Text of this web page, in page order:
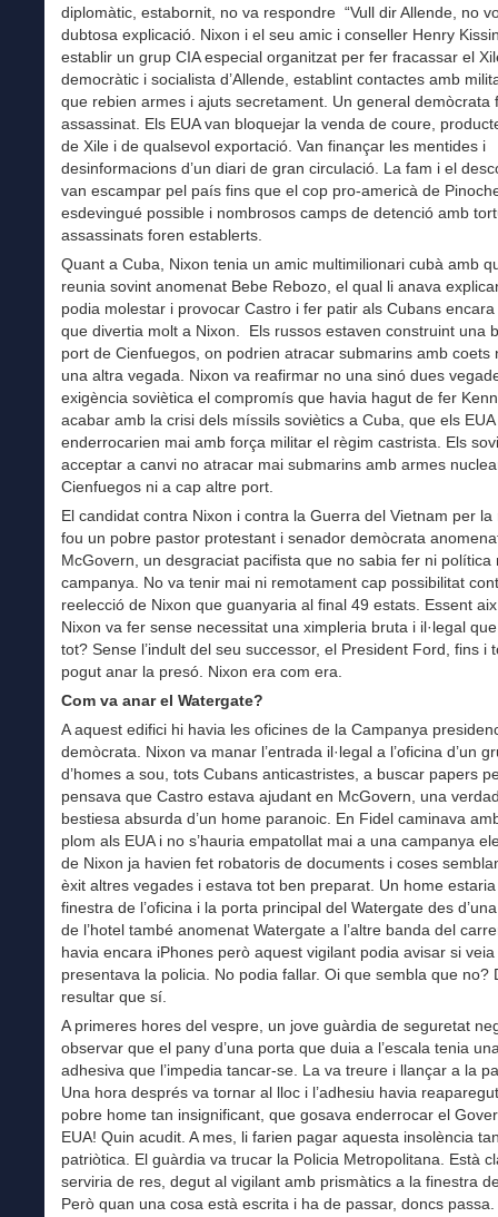
diplomàtic, estabornit, no va respondre “Vull dir Allende, no
dubtosa explicació. Nixon i el seu amic i conseller Henry
establir un grup CIA especial organitzat per fer fracassar el
democràtic i socialista d’Allende, establint contactes amb
que rebien armes i ajuts secretament. Un general demòcrata
assassinat. Els EUA van bloquejar la venda de coure,
de Xile i de qualsevol exportació. Van finançar les mentides i
desinformacions d’un diari de gran circulació. La fam i el
van escampar pel país fins que el cop pro-americà de
esdevingué possible i nombrosos camps de detenció amb
assassinats foren establerts.
Quant a Cuba, Nixon tenia un amic multimilionari cubà amb
reunia sovint anomenat Bebe Rebozo, el qual li anava
podia molestar i provocar Castro i fer patir als Cubans
que divertia molt a Nixon. Els russos estaven construint una
port de Cienfuegos, on podrien atracar submarins amb coets
una altra vegada. Nixon va reafirmar no una sinó dues
exigència soviètica el compromís que havia hagut de fer
acabar amb la crisi dels míssils soviètics a Cuba, que els EUA
enderrocarien mai amb força militar el règim castrista. Els
acceptar a canvi no atracar mai submarins amb armes
Cienfuegos ni a cap altre port.
El candidat contra Nixon i contra la Guerra del Vietnam per la
fou un pobre pastor protestant i senador demòcrata
McGovern, un desgraciat pacifista que no sabia fer ni política
campanya. No va tenir mai ni remotament cap possibilitat
reelecció de Nixon que guanyaria al final 49 estats. Essent
Nixon va fer sense necessitat una ximpleria bruta i il·legal
tot? Sense l’indult del seu successor, el President Ford, fins i
pogut anar la presó. Nixon era com era.
Com va anar el Watergate?
A aquest edifici hi havia les oficines de la Campanya
demòcrata. Nixon va manar l’entrada il·legal a l’oficina d’un
d’homes a sou, tots Cubans anticastristes, a buscar papers
pensava que Castro estava ajudant en McGovern, una
bestiesa absurda d’un home paranoic. En Fidel caminava
plom als EUA i no s’hauria empatollat mai a una campanya
de Nixon ja havien fet robatoris de documents i coses
èxit altres vegades i estava tot ben preparat. Un home
finestra de l’oficina i la porta principal del Watergate des
de l’hotel també anomenat Watergate a l’altre banda del
havia encara iPhones però aquest vigilant podia avisar si
presentava la policia. No podia fallar. Oi que sembla que no?
resultar que sí.
A primeres hores del vespre, un jove guàrdia de seguretat
observar que el pany d’una porta que duia a l’escala tenia
adhesiva que l’impedia tancar-se. La va treure i llançar a la
Una hora després va tornar al lloc i l’adhesiu havia
pobre home tan insignificant, que gosava enderrocar el
EUA! Quin acudit. A mes, li farien pagar aquesta insolència
patriòtica. El guàrdia va trucar la Policia Metropolitana. Està
serviria de res, degut al vigilant amb prismàtics a la finestra
Però quan una cosa està escrita i ha de passar, doncs